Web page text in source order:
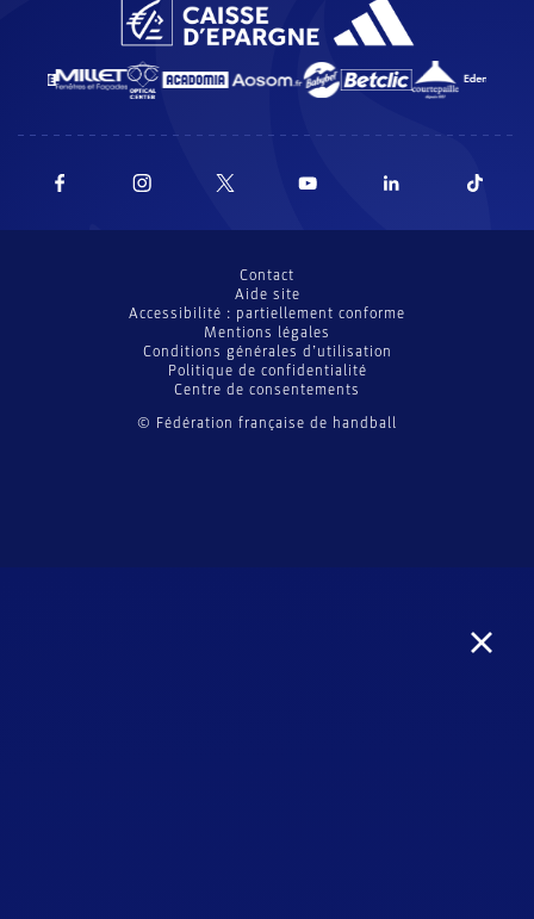
© Fédération française de handball
Contact
Aide site
Accessibilité : partiellement conforme
Mentions légales
Conditions générales d’utilisation
Politique de confidentialité
Centre de consentements